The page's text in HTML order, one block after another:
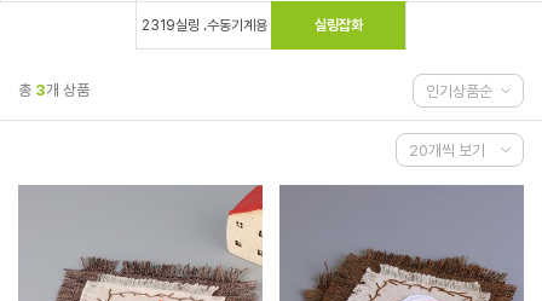
2319실링 .수동기계용 실링잡화
총 3개 상품